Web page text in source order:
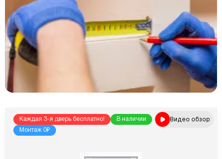
Каждая 3-я дверь бесплатно!
В наличии
Монтаж 0₽
Видео обзор